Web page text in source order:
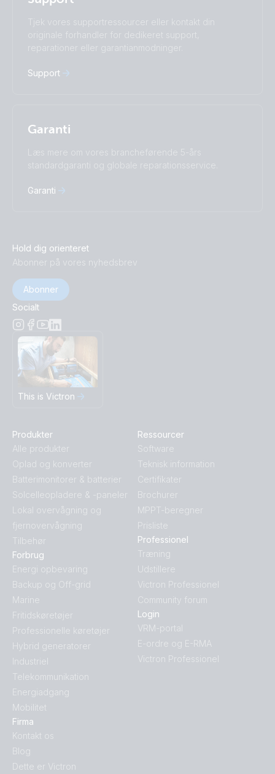
Русский
Українська
中國人
Tjek vores supportressourcer eller kontakt din
originale forhandler for dedikeret support,
reparationer eller garantianmodninger.
Support
Garanti
Læs mere om vores brancheførende 5-års
standardgaranti og globale reparationsservice.
Garanti
Hold dig orienteret
Abonner på vores nyhedsbrev
Abonner
Socialt
This is Victron
Produkter
Alle produkter
Oplad og konverter
Batterimonitorer & batterier
Solcelleopladere & -paneler
Lokal overvågning og
fjernovervågning
Tilbehør
Forbrug
Energi opbevaring
Backup og Off-grid
Marine
Fritidskøretøjer
Professionelle køretøjer
Hybrid generatorer
Industriel
Telekommunikation
Energiadgang
Mobilitet
Firma
Kontakt os
Blog
Dette er Victron
Ressourcer
Software
Teknisk information
Certifikater
Brochurer
MPPT-beregner
Prisliste
Professionel
Træning
Udstillere
Victron Professionel
Community forum
Login
VRM-portal
E-ordre og E-RMA
Victron Professionel